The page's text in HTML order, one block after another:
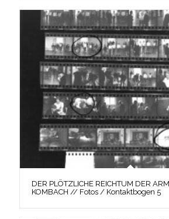
DER PLÖTZLICHE REICHTUM DER
KOMBACH // Fotos / Kontaktbogen 5